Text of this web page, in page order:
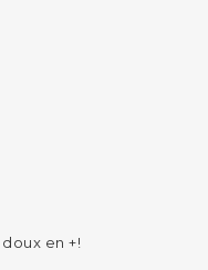
en +!